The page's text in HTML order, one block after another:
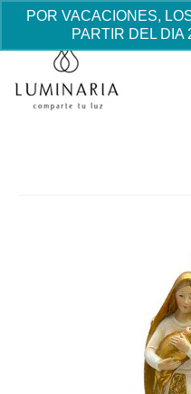
POR VACACIONES,
PARTIR DEL DIA
Marco
6.05€